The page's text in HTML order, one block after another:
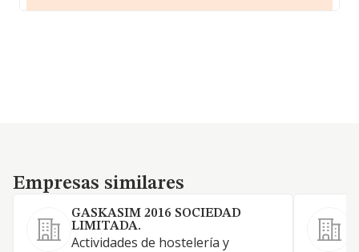
Empresas similares
Empresas similares
GASKASIM 2016 SOCIEDAD
LIMITADA.
Actividades de hostelería y